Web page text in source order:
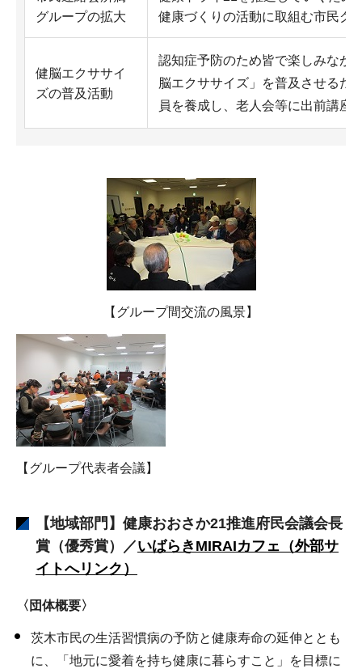
グループの拡大
健康づくりの活動に取組む市民グ
健脳エクササイ
ズの普及活動
認知症予防のため皆で楽しみなが
脳エクササイズ」を普及させるた
員を養成し、老人会等に出前講座
【グループ間交流の風景】
【グループ代表者会議】
【地域部門】健康おおさか21推進府民会議会長
賞（優秀賞）／いばらきMIRAIカフェ （外部サ
イトへリンク）
〈団体概要〉
茨木市民の生活習慣病の予防と健康寿命の延伸ととも
に、「地元に愛着を持ち健康に暮らすこと」を目標に